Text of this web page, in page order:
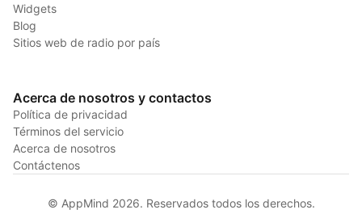
Widgets
Blog
Sitios web de radio por país
Acerca de nosotros y contactos
Política de privacidad
Términos del servicio
Acerca de nosotros
Contáctenos
© AppMind 2026. Reservados todos los derechos.